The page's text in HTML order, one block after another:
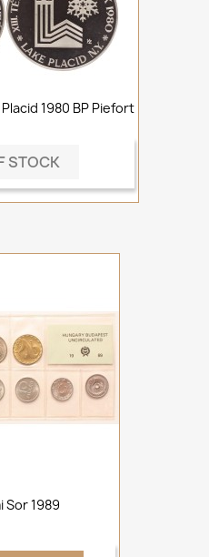
1980 BP Piefort
STOCK
Sor 1989